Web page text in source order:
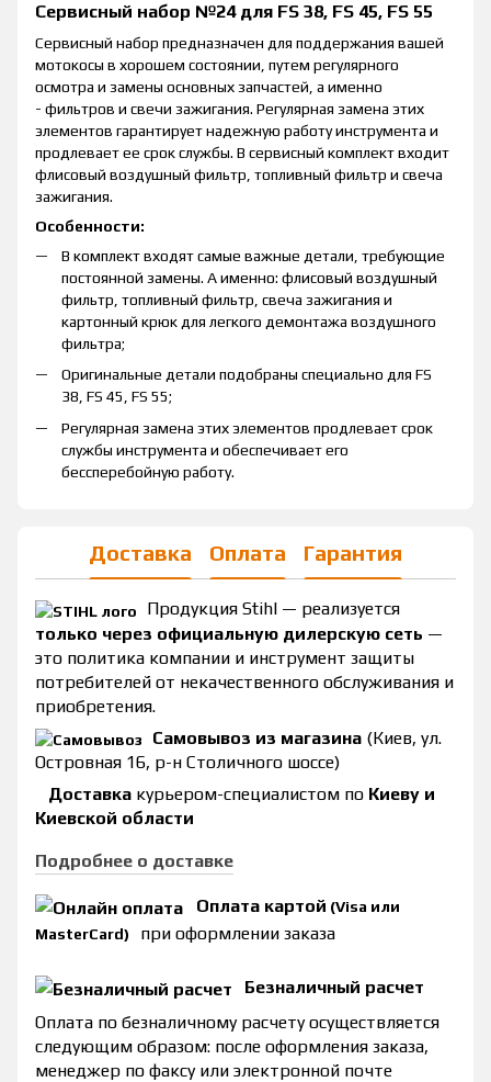
Сервисный набор №24 для FS 38, FS 45, FS 55
Сервисный набор предназначен для поддержания вашей
мотокосы в хорошем состоянии, путем регулярного
осмотра и замены основных запчастей, а именно
- фильтров и свечи зажигания. Регулярная замена этих
элементов гарантирует надежную работу инструмента и
продлевает ее срок службы. В сервисный комплект входит
флисовый воздушный фильтр, топливный фильтр и свеча
зажигания.
Особенности:
В комплект входят самые важные детали, требующие
постоянной замены. А именно: флисовый воздушный
фильтр, топливный фильтр, свеча зажигания и
картонный крюк для легкого демонтажа воздушного
фильтра;
Оригинальные детали подобраны специально для FS
38, FS 45, FS 55;
Регулярная замена этих элементов продлевает срок
службы инструмента и обеспечивает его
бессперебойную работу.
Доставка Оплата Гарантия
Продукция Stihl — реализуется
только через официальную дилерскую сеть —
это политика компании и инструмент защиты
потребителей от некачественного обслуживания и
приобретения.
Самовывоз из магазина (Киев, ул.
Островная 16, р-н Столичного шоссе)
Доставка курьером-специалистом по Киеву и
Киевской области
Подробнее о доставке
Оплата картой (Visa или
MasterCard)
при оформлении заказа
Безналичный расчет
Оплата по безналичному расчету осуществляется
следующим образом: после оформления заказа,
менеджер по факсу или электронной почте